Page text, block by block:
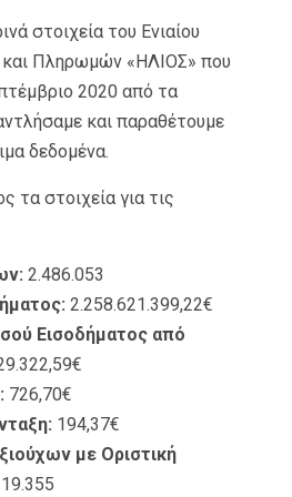
στοιχεία του Ενιαίου
Πληρωμών «ΗΛΙΟΣ» που
2020 από τα
και παραθέτουμε
δεδομένα.
τα στοιχεία για τις
2.486.053
2.258.621.399,22€
Εισοδήματος από
726,70€
194,37€
με Οριστική
19.355